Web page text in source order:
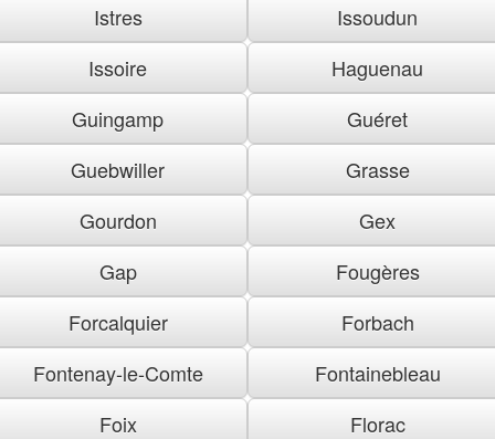
Istres
Issoudun
Issoire
Haguenau
Guingamp
Guéret
Guebwiller
Grasse
Gourdon
Gex
Gap
Fougères
Forcalquier
Forbach
Fontenay-le-Comte
Fontainebleau
Foix
Florac